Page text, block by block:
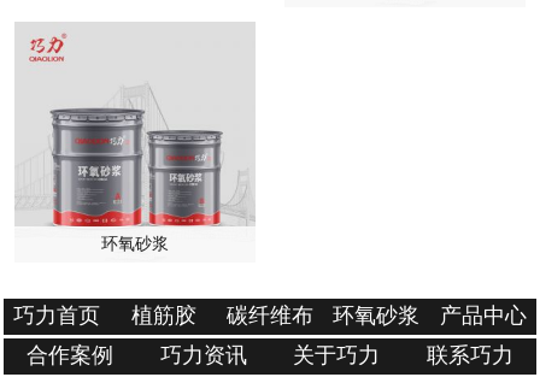
环氧砂浆
巧力首页 植筋胶 碳纤维布 环氧砂浆
产品中心
合作案例
巧力资讯 关于巧力 联系巧力